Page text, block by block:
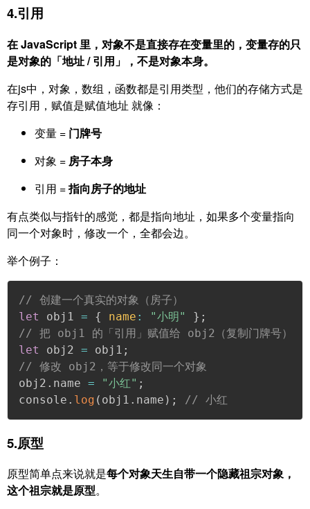
4.引用
在 JavaScript 里，对象不是直接存在变量里的，变量存的只
是对象的「地址 / 引用」，不是对象本身。
在js中，对象，数组，函数都是引用类型，他们的存储方式是
存引用，赋值是赋值地址 就像：
变量 = 门牌号
对象 = 房子本身
引用 =指向房子的地址
有点类似与指针的感觉，都是指向地址，如果多个变量指向
同一个对象时，修改一个，全都会边。
举个例子：
// 创建一个真实的对象（房子）
let
obj1 = { name : "小明" } ;
// 把 obj1 的「引用」赋值给 obj2（复制门牌号）
let
obj2 = obj1 ;
// 修改 obj2，等于修改同一个对象
obj2 . name = "小红" ;
console . log ( obj1 . name ) ; // 小红
5.原型
原型简单点来说就是每个对象天生自带一个隐藏祖宗对象，
这个祖宗就是原型。